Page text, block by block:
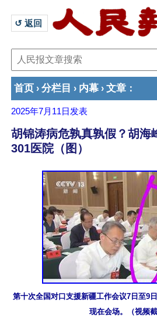
↺ 返回
首页 › 分栏目 › 内幕 › 文章 ：
2025年7月11日 发表
胡锦涛病危孰真孰假？胡海
301医院（图）
第十次全国对口支援新疆工作会议7日至9
现在会场。（视频截